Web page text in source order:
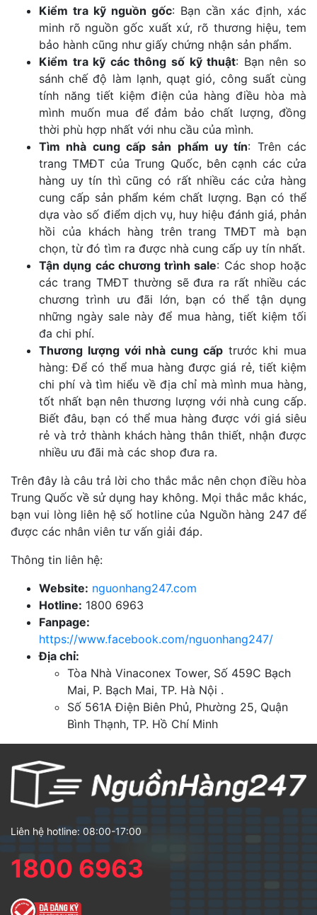
Kiểm tra kỹ nguồn gốc: Bạn cần xác định, xác
minh rõ nguồn gốc xuất xứ, rõ thương hiệu, tem
bảo hành cũng như giấy chứng nhận sản phẩm.
Kiểm tra kỹ các thông số kỹ thuật: Bạn nên so
sánh chế độ làm lạnh, quạt gió, công suất cùng
tính năng tiết kiệm điện của hàng điều hòa mà
mình muốn mua để đảm bảo chất lượng, đồng
thời phù hợp nhất với nhu cầu của mình.
Tìm nhà cung cấp sản phẩm uy tín: Trên các
trang TMĐT của Trung Quốc, bên cạnh các cửa
hàng uy tín thì cũng có rất nhiều các cửa hàng
cung cấp sản phẩm kém chất lượng. Bạn có thể
dựa vào số điểm dịch vụ, huy hiệu đánh giá, phản
hồi của khách hàng trên trang TMĐT mà bạn
chọn, từ đó tìm ra được nhà cung cấp uy tín nhất.
Tận dụng các chương trình sale: Các shop hoặc
các trang TMĐT thường sẽ đưa ra rất nhiều các
chương trình ưu đãi lớn, bạn có thể tận dụng
những ngày sale này để mua hàng, tiết kiệm tối
đa chi phí.
Thương lượng với nhà cung cấptrước khi mua
hàng: Để có thể mua hàng được giá rẻ, tiết kiệm
chi phí và tìm hiểu về địa chỉ mà mình mua hàng,
tốt nhất bạn nên thương lượng với nhà cung cấp.
Biết đâu, bạn có thể mua hàng được với giá siêu
rẻ và trở thành khách hàng thân thiết, nhận được
nhiều ưu đãi mà các shop đưa ra.
Trên đây là câu trả lời cho thắc mắc nên chọn điều hòa
Trung Quốc về sử dụng hay không. Mọi thắc mắc khác,
bạn vui lòng liên hệ số hotline của Nguồn hàng 247 để
được các nhân viên tư vấn giải đáp.
Thông tin liên hệ:
Website: nguonhang247.com
Hotline: 1800 6963
Fanpage:
https://www.facebook.com/nguonhang247/
Địa chỉ:
Tòa Nhà Vinaconex Tower, Số 459C Bạch
Mai, P. Bạch Mai, TP. Hà Nội .
Số 561A Điện Biên Phủ, Phường 25, Quận
Bình Thạnh, TP. Hồ Chí Minh
Liên hệ hotline: 08:00-17:00
1800 6963